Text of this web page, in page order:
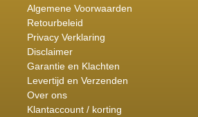
Algemene Voorwaarden
Retourbeleid
Privacy Verklaring
Disclaimer
Garantie en Klachten
Levertijd en Verzenden
Over ons
Klantaccount / korting